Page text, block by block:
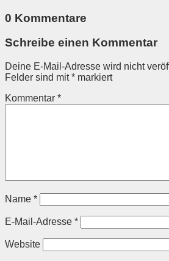
0 Kommentare
Schreibe einen Kommentar
Deine E-Mail-Adresse wird nicht
Felder sind mit* markiert
Kommentar *
Name *
E-Mail-Adresse *
Website